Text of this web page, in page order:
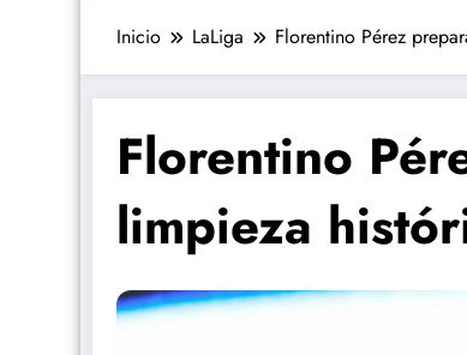
Inicio LaLiga Florentino Pérez
Florentino
limpieza